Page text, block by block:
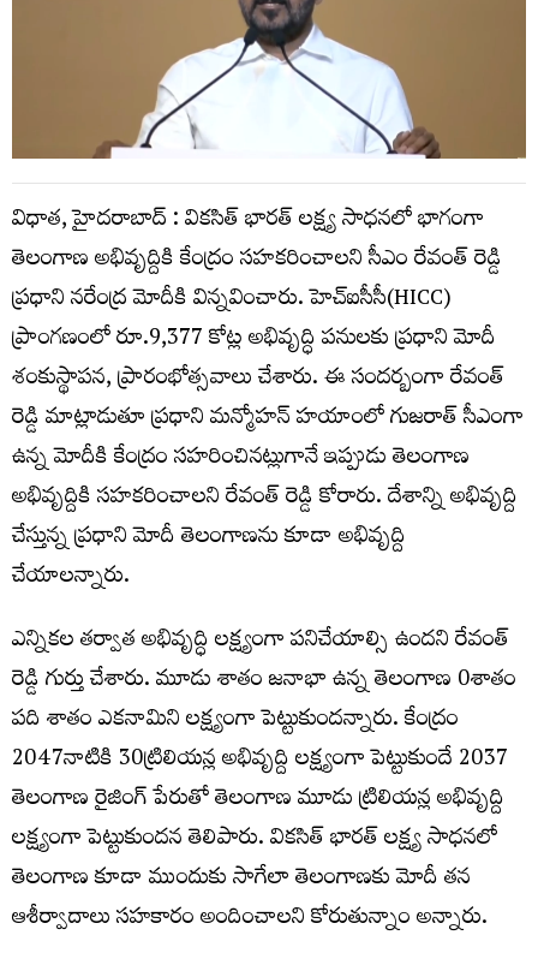
విధాత, హైదరాబాద్ : వికసిత్ భారత్ లక్ష్య సాధనలో భాగంగా
తెలంగాణ అభివృద్దికి కేంద్రం సహకరించాలని సీఎం రేవంత్ రెడ్డి
ప్రధాని నరేంద్ర మోదీకి విన్నవించారు. హెచ్ఐసీసీ(HICC)
ప్రాంగణంలో రూ.9,377 కోట్ల అభివృద్ధి పనులకు ప్రధాని మోదీ
శంకుస్థాపన, ప్రారంభోత్సవాలు చేశారు. ఈ సందర్బంగా రేవంత్
రెడ్డి మాట్లాడుతూ ప్రధాని మన్మోహన్ హయాంలో గుజరాత్ సీఎంగా
ఉన్న మోదీకి కేంద్రం సహరించినట్లుగానే ఇప్పుడు తెలంగాణ
అభివృద్దికి సహకరించాలని రేవంత్ రెడ్డి కోరారు. దేశాన్ని అభివృద్ది
చేస్తున్న ప్రధాని మోదీ తెలంగాణను కూడా అభివృద్ది
చేయాలన్నారు.
ఎన్నికల తర్వాత అభివృద్ధి లక్ష్యంగా పనిచేయాల్సి ఉందని రేవంత్
రెడ్డి గుర్తు చేశారు. మూడు శాతం జనాభా ఉన్న తెలంగాణ 0శాతం
పది శాతం ఎకనామిని లక్ష్యంగా పెట్టుకుందన్నారు. కేంద్రం
2047నాటికి 30ట్రిలియన్ల అభివృద్ది లక్ష్యంగా పెట్టుకుందే 2037
తెలంగాణ రైజింగ్ పేరుతో తెలంగాణ మూడు ట్రిలియన్ల అభివృద్ది
లక్ష్యంగా పెట్టుకుందన తెలిపారు. వికసిత్ భారత్ లక్ష్య సాధనలో
తెలంగాణ కూడా ముందుకు సాగేలా తెలంగాణకు మోదీ తన
ఆశీర్వాదాలు సహకారం అందించాలని కోరుతున్నాం అన్నారు.